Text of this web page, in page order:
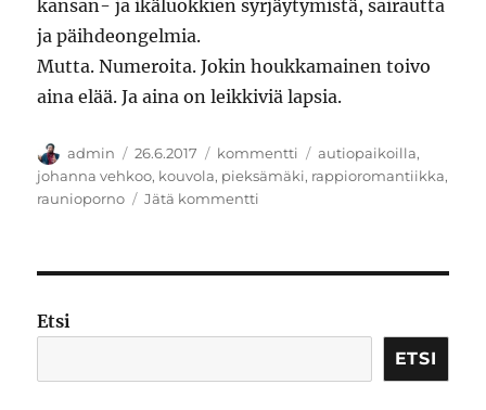
kansan- ja ikäluokkien syrjäytymistä, sairautta
ja päihdeongelmia.
Mutta. Numeroita. Jokin houkkamainen toivo
aina elää. Ja aina on leikkiviä lapsia.
Kirjoittaja
admin Julkaistu
26.6.2017 Kategoriat
kommentti Avainsanat
autiopaikoilla,
johanna vehkoo, kouvola, pieksämäki, rappioromantiikka,
raunioporno
Jätä kommentti
Etsi
ETSI